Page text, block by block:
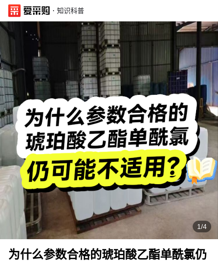
· 知识科普
1/4
为什么参数合格的琥珀酸乙酯单酰氯仍